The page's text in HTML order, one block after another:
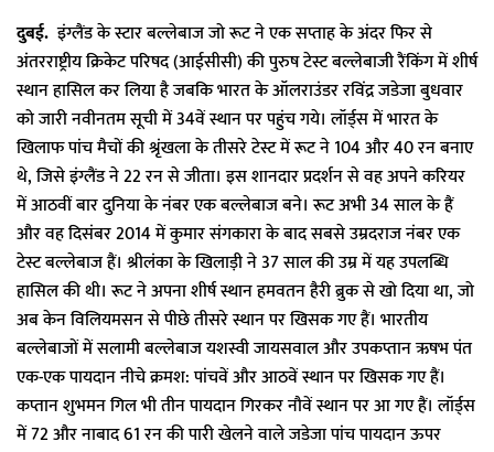
दुबई.इंग्लैंड के स्टार बल्लेबाज जो रूट ने एक सप्ताह के अंदर फिर से
अंतरराष्ट्रीय क्रिकेट परिषद (आईसीसी) की पुरुष टेस्ट बल्लेबाजी रैंकिंग में शीर्ष
स्थान हासिल कर लिया है जबकि भारत के ऑलराउंडर रविंद्र जडेजा बुधवार
को जारी नवीनतम सूची में 34वें स्थान पर पहुंच गये। लॉर्ड्स में भारत के
खिलाफ पांच मैचों की श्रृंखला के तीसरे टेस्ट में रूट ने 104 और 40 रन बनाए
थे, जिसे इंग्लैंड ने 22 रन से जीता। इस शानदार प्रदर्शन से वह अपने करियर
में आठवीं बार दुनिया के नंबर एक बल्लेबाज बने। रूट अभी 34 साल के हैं
और वह दिसंबर 2014 में कुमार संगकारा के बाद सबसे उम्रदराज नंबर एक
टेस्ट बल्लेबाज हैं। श्रीलंका के खिलाड़ी ने 37 साल की उम्र में यह उपलब्धि
हासिल की थी। रूट ने अपना शीर्ष स्थान हमवतन हैरी ब्रुक से खो दिया था, जो
अब केन विलियमसन से पीछे तीसरे स्थान पर खिसक गए हैं। भारतीय
बल्लेबाजों में सलामी बल्लेबाज यशस्वी जायसवाल और उपकप्तान ऋषभ पंत
एक-एक पायदान नीचे क्रमश: पांचवें और आठवें स्थान पर खिसक गए हैं।
कप्तान शुभमन गिल भी तीन पायदान गिरकर नौवें स्थान पर आ गए हैं। लॉर्ड्स
में 72 और नाबाद 61 रन की पारी खेलने वाले जडेजा पांच पायदान ऊपर